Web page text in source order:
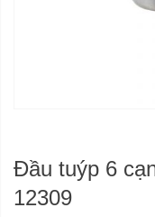
Đầu tuýp 6
12309